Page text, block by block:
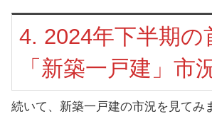
4. 2024年下半期の
「新築一戸建」市
続いて、新築一戸建の市況を見てみ